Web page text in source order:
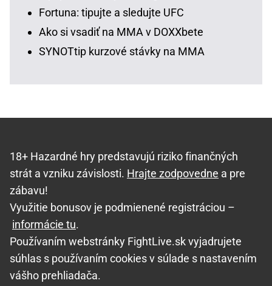
Fortuna: tipujte a sledujte UFC
Ako si vsadiť na MMA v DOXXbete
SYNOTtip kurzové stávky na MMA
18+ Hazardné hry predstavujú riziko finančných
strát a vzniku závislosti. Hrajte zodpovedne a pre
zábavu!
Využitie bonusov je podmienené registráciou –
informácie tu.
Používaním webstránky FightLive.sk vyjadrujete
súhlas s používaním cookies v súlade s nastavením
vášho prehliadača.